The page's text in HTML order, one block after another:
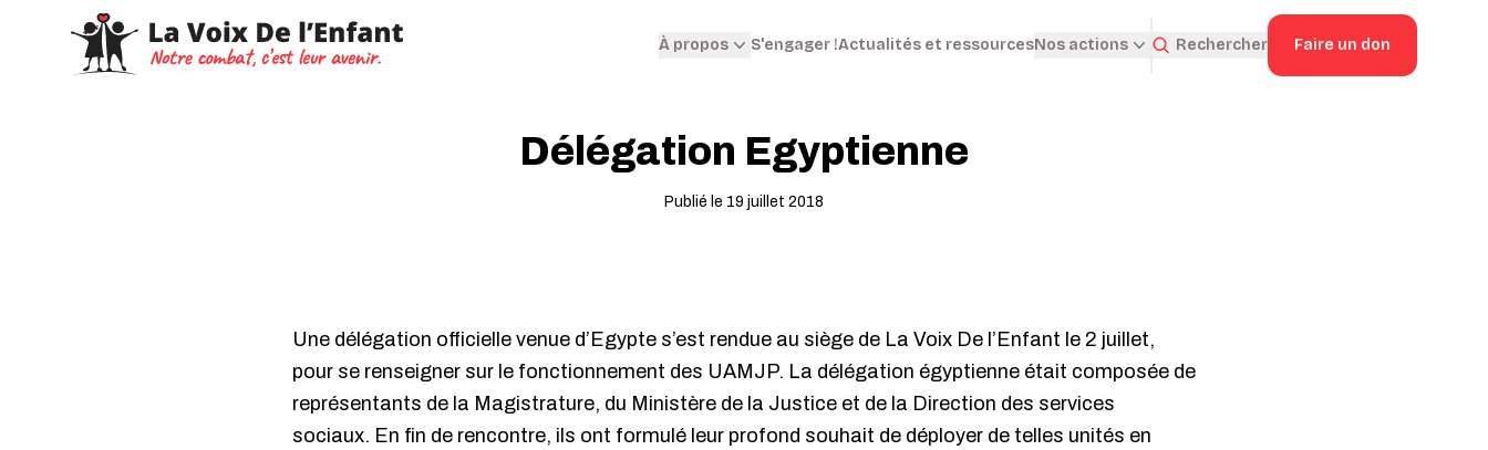
À propos S'engager !Actualités et ressourcesNos actions Rechercher Faire un don
Délégation Egyptienne
Publié le 19 juillet 2018
Une délégation officielle venue d’Egypte s’est rendue au siège de La Voix De l’Enfant le 2 juillet,
pour se renseigner sur le fonctionnement des UAMJP. La délégation égyptienne était composée de
représentants de la Magistrature, du Ministère de la Justice et de la Direction des services
sociaux. En fin de rencontre, ils ont formulé leur profond souhait de déployer de telles unités en